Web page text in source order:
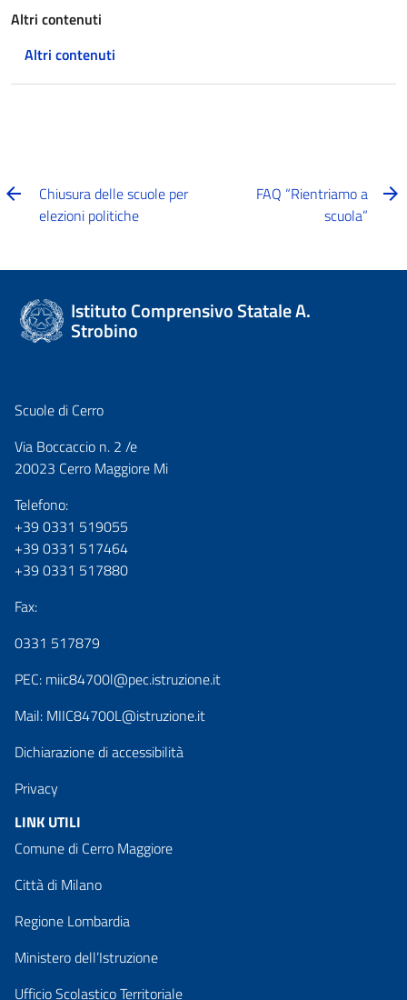
Altri contenuti
Altri contenuti
Chiusura delle scuole per
elezioni politiche
FAQ “Rientriamo a
scuola”
Istituto Comprensivo Statale A.
Strobino
Scuole di Cerro
Via Boccaccio n. 2 /e
20023 Cerro Maggiore Mi
Telefono:
+39 0331 519055
+39 0331 517464
+39 0331 517880
Fax:
0331 517879
PEC: miic84700l@pec.istruzione.it
Mail: MIIC84700L@istruzione.it
Dichiarazione di accessibilità
Privacy
LINK UTILI
Comune di Cerro Maggiore
Città di Milano
Regione Lombardia
Ministero dell’Istruzione
Ufficio Scolastico Territoriale